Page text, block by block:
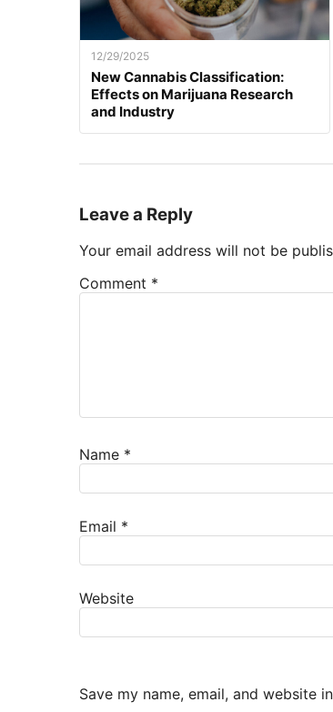
12/29/2025
New Cannabis Classification:
Effects on Marijuana Research
and Industry
Leave a Reply
Your email address will not be
Comment *
Name *
Email *
Website
Save my name, email, and website